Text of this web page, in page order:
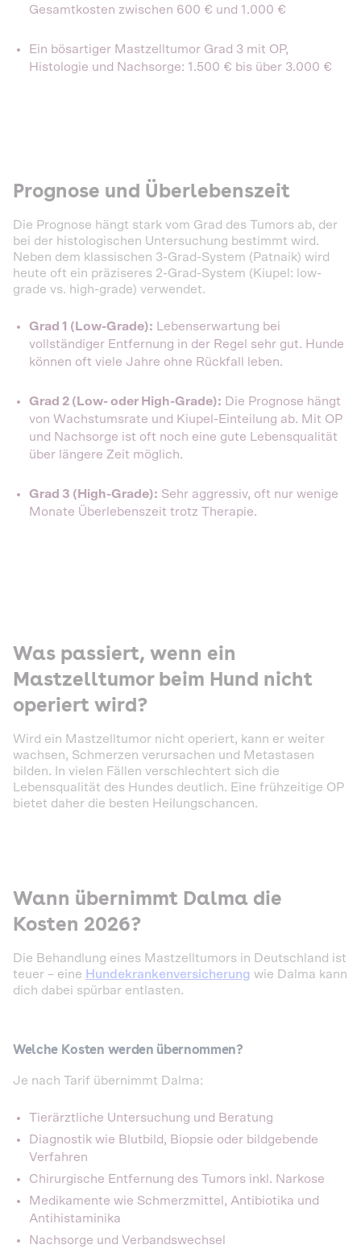
Gesamtkosten zwischen 600 € und 1.000 €
Ein bösartiger Mastzelltumor Grad 3 mit OP,
Histologie und Nachsorge: 1.500 € bis über 3.000 €
Prognose und Überlebenszeit
Die Prognose hängt stark vom Grad des Tumors ab, der
bei der histologischen Untersuchung bestimmt wird.
Neben dem klassischen 3-Grad-System (Patnaik) wird
heute oft ein präziseres 2-Grad-System (Kiupel: low-
grade vs. high-grade) verwendet.
Grad 1 (Low-Grade): Lebenserwartung bei
vollständiger Entfernung in der Regel sehr gut. Hunde
können oft viele Jahre ohne Rückfall leben.
Grad 2 (Low- oder High-Grade): Die Prognose hängt
von Wachstumsrate und Kiupel-Einteilung ab. Mit OP
und Nachsorge ist oft noch eine gute Lebensqualität
über längere Zeit möglich.
Grad 3 (High-Grade): Sehr aggressiv, oft nur wenige
Monate Überlebenszeit trotz Therapie.
Was passiert, wenn ein
Mastzelltumor beim Hund nicht
operiert wird?
Wird ein Mastzelltumor nicht operiert, kann er weiter
wachsen, Schmerzen verursachen und Metastasen
bilden. In vielen Fällen verschlechtert sich die
Lebensqualität des Hundes deutlich. Eine frühzeitige OP
bietet daher die besten Heilungschancen.
Wann übernimmt Dalma die
Kosten 2026?
Die Behandlung eines Mastzelltumors in Deutschland ist
teuer – eine Hundekrankenversicherung wie Dalma kann
dich dabei spürbar entlasten.
Welche Kosten werden übernommen?
Je nach Tarif übernimmt Dalma:
Tierärztliche Untersuchung und Beratung
Diagnostik wie Blutbild, Biopsie oder bildgebende
Verfahren
Chirurgische Entfernung des Tumors inkl. Narkose
Medikamente wie Schmerzmittel, Antibiotika und
Antihistaminika
Nachsorge und Verbandswechsel